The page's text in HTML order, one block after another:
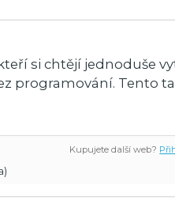
si chtějí jednoduše
programování. Tento
Kupujete další web?